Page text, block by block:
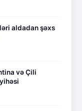
aldadan şəxs
və Çili